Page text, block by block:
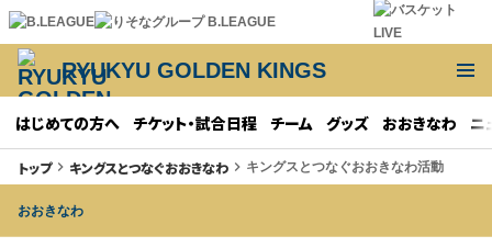
RYUKYU GOLDEN KINGS
はじめての方へ チケット・試合日程 チーム グッズ おおきなわ ニ
トップkeyboard_arrow_right キングスとつなぐおおきなわ keyboard_arrow_right キングスとつなぐおおきなわ活動
おおきなわ